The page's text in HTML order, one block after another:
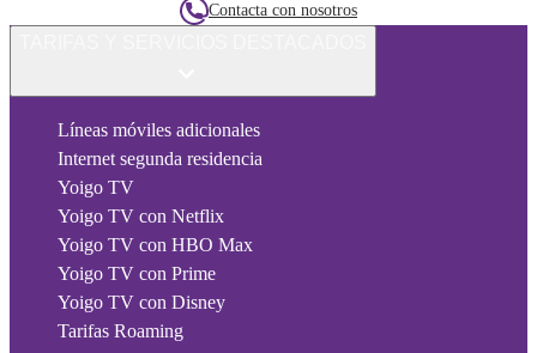
Contacta con nosotros
Líneas móviles adicionales
Internet segunda residencia
Yoigo TV
Yoigo TV con Netflix
Yoigo TV con HBO Max
Yoigo TV con Prime
Yoigo TV con Disney
Tarifas Roaming